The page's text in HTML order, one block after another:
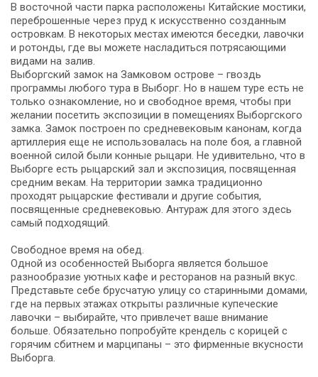
В восточной части парка расположены Китайские мостики,
переброшенные через пруд к искусственно созданным
островкам. В некоторых местах имеются беседки, лавочки
и ротонды, где вы можете насладиться потрясающими
видами на залив.
Выборгский замок на Замковом острове – гвоздь
программы любого тура в Выборг. Но в нашем туре есть не
только ознакомление, но и свободное время, чтобы при
желании посетить экспозиции в помещениях Выборгского
замка. Замок построен по средневековым канонам, когда
артиллерия еще не использовалась на поле боя, а главной
военной силой были конные рыцари. Не удивительно, что в
Выборге есть рыцарский зал и экспозиция, посвященная
средним векам. На территории замка традиционно
проходят рыцарские фестивали и другие события,
посвященные средневековью. Антураж для этого здесь
самый подходящий.
Свободное время на обед.
Одной из особенностей Выборга является большое
разнообразие уютных кафе и ресторанов на разный вкус.
Представьте себе брусчатую улицу со старинными домами,
где на первых этажах открыты различные купеческие
лавочки – выбирайте, что привлечет ваше внимание
больше. Обязательно попробуйте крендель с корицей с
горячим сбитнем и марципаны – это фирменные вкусности
Выборга.